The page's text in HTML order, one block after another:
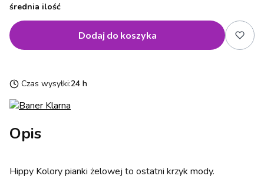
średnia ilość
Dodaj do koszyka
Czas wysyłki:24 h
Opis
Hippy Kolory pianki żelowej to ostatni krzyk mody.